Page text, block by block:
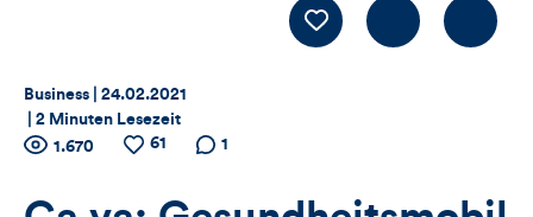
LIKE Kommentieren
Thema:
Business | Datum:
24.02.2021
2 Minuten Lesezeit
Zähler
für
Anzahl
1.670
Anzahl
61
Anzahl der
1